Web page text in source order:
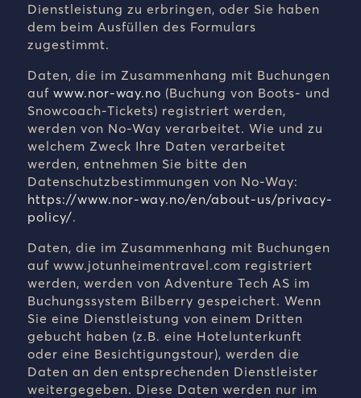
Dienstleistung zu erbringen, oder Sie haben
dem beim Ausfüllen des Formulars
zugestimmt.
Daten, die im Zusammenhang mit Buchungen
auf www.nor-way.no (Buchung von Boots- und
Snowcoach-Tickets) registriert werden,
werden von No-Way verarbeitet. Wie und zu
welchem Zweck Ihre Daten verarbeitet
werden, entnehmen Sie bitte den
Datenschutzbestimmungen von No-Way:
https://www.nor-way.no/en/about-us/privacy-
policy/.
Daten, die im Zusammenhang mit Buchungen
auf www.jotunheimentravel.com registriert
werden, werden von Adventure Tech AS im
Buchungssystem Bilberry gespeichert. Wenn
Sie eine Dienstleistung von einem Dritten
gebucht haben (z.B. eine Hotelunterkunft
oder eine Besichtigungstour), werden die
Daten an den entsprechenden Dienstleister
weitergegeben. Diese Daten werden nur im